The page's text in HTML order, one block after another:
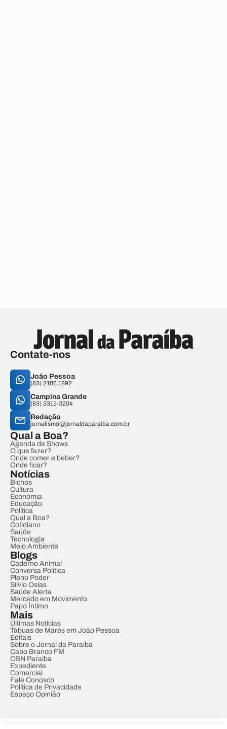
Contate-nos
João Pessoa
(83) 2106.1892
Campina Grande
(83) 3315-3204
Redação
jornalismo@jornaldaparaiba.com.br
Qual a Boa?
Agenda de Shows
O que fazer?
Onde comer e beber?
Onde ficar?
Notícias
Bichos
Cultura
Economia
Educação
Política
Qual a Boa?
Cotidiano
Saúde
Tecnologia
Meio Ambiente
Blogs
Caderno Animal
Conversa Política
Pleno Poder
Sílvio Osias
Saúde Alerta
Mercado em Movimento
Papo Íntimo
Mais
Últimas Notícias
Tábuas de Marés em João Pessoa
Editais
Sobre o Jornal da Paraíba
Cabo Branco FM
CBN Paraíba
Expediente
Comercial
Fale Conosco
Política de Privacidade
Espaço Opinião